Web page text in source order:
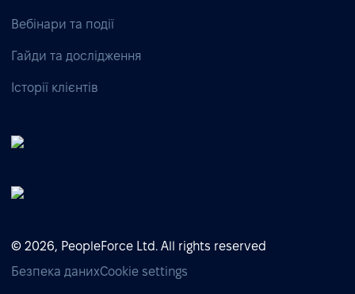
Вебінари та події
Гайди та дослідження
Історії клієнтів
© 2026, PeopleForce Ltd. All rights reserved
Безпека данихCookie settings